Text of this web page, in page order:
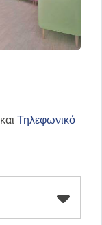
και Τηλεφωνικό